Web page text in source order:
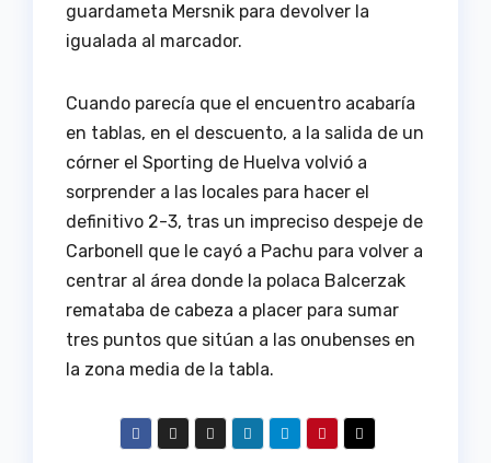
guardameta Mersnik para devolver la
igualada al marcador.
Cuando parecía que el encuentro acabaría
en tablas, en el descuento, a la salida de un
córner el Sporting de Huelva volvió a
sorprender a las locales para hacer el
definitivo 2-3, tras un impreciso despeje de
Carbonell que le cayó a Pachu para volver a
centrar al área donde la polaca Balcerzak
remataba de cabeza a placer para sumar
tres puntos que sitúan a las onubenses en
la zona media de la tabla.